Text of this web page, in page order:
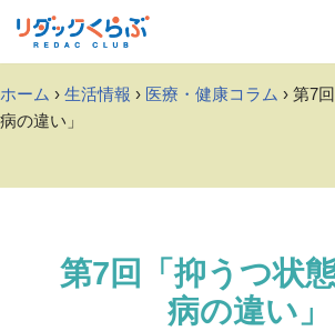
Skip
content
ホーム › 生活情報 › 医療・健康コラム › 第7
病の違い」
第7回「抑うつ状
病の違い」